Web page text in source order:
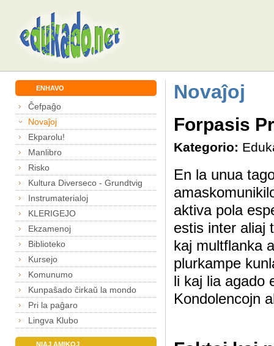
ENHAVO
Ĉefpaĝo
Novaĵoj
Ekparolu!
Manlibro
Risko
Kultura Diverseco - Grundtvig
Instrumaterialoj
KLERIGEJO
Ekzamenoj
Biblioteko
Kursejo
Komunumo
Kunpaŝado ĉirkaŭ la mondo
Pri la paĝaro
Lingva Klubo
NIAJ AMIKOJ
Novaĵoj
Forpasis
Kategorio:
En la unua
aktiva pola
estis inter aliaj
kaj multflanka
plurkampe
li kaj lia agado
Kondolencojn